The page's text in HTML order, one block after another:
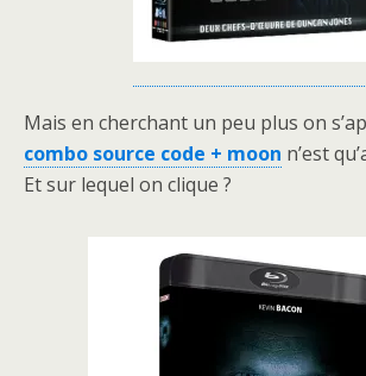
Mais en cherchant un peu plus on
combo source code + moon n’est
Et sur lequel on clique ?